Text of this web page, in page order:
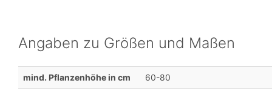
Angaben zu Größen und Maßen
mind. Pflanzenhöhe in cm 60-80